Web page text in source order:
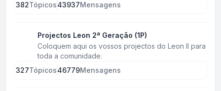
382Tópicos43937Mensagens
Projectos Leon 2ª Geração (1P)
Coloquem aqui os vossos projectos do Leon II para
toda a comunidade.
327Tópicos46779Mensagens